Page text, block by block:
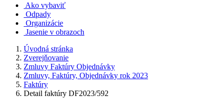
Ako vybaviť
Odpady
Organizácie
Jasenie v obrazoch
Úvodná stránka
Zverejňovanie
Zmluvy Faktúry Objednávky
Zmluvy, Faktúry, Objednávky rok 2023
Faktúry
Detail faktúry DF2023/592